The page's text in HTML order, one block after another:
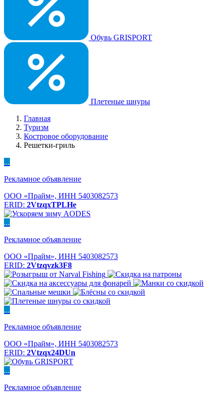
Обувь GRISPORT
Плетеные шнуры
Главная
Туризм
Костровое оборудование
Решетки-гриль
...
Рекламное объявление
ООО «Прайм», ИНН 5403082573
ERID: 2VtzqxTPLHe
...
Рекламное объявление
ООО «Прайм», ИНН 5403082573
ERID: 2Vtzqvzk3F8
...
Рекламное объявление
ООО «Прайм», ИНН 5403082573
ERID: 2Vtzqx24DUn
...
Рекламное объявление